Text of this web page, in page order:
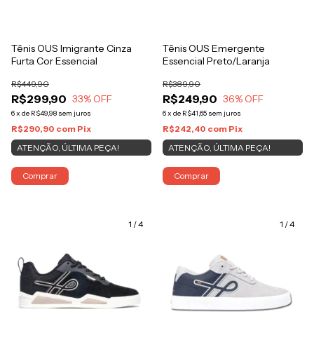
Tênis OUS Imigrante Cinza
Furta Cor Essencial
R$299,90
R$449,90
33% OFF
6x de R$49,98 sem juros
R$290,90 com Pix
ATENÇÃO, ÚLTIMA PEÇA!
Comprar
Tênis OUS Emergente
Essencial Preto/Laranja
R$249,90
R$389,90
36% OFF
6x de R$41,65 sem juros
R$242,40 com Pix
ATENÇÃO, ÚLTIMA PEÇA!
Comprar
1 /4 1 /4